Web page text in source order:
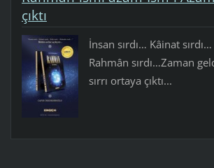
çıktı
İnsan sırdı… Kâinat
Rahmân sırdı…Zaman
sırrı ortaya çıktı...